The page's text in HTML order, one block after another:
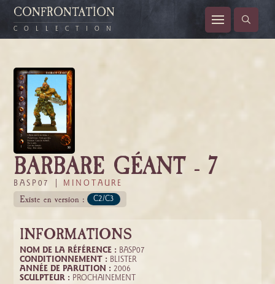
CONFRONTATION
COLLECTION
BARBARE GÉANT - 7
BASP07 | MINOTAURE
Existe en version : C2/C3
INFORMATIONS
NOM DE LA RÉFÉRENCE : BASP07
CONDITIONNEMENT : BLISTER
ANNÉE DE PARUTION : 2006
SCULPTEUR : PROCHAINEMENT